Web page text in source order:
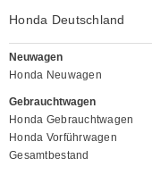
Unser Autohaus
Honda Deutschland
Neuwagen
Honda Neuwagen
Gebrauchtwagen
Honda Gebrauchtwagen
Honda Vorführwagen
Gesamtbestand